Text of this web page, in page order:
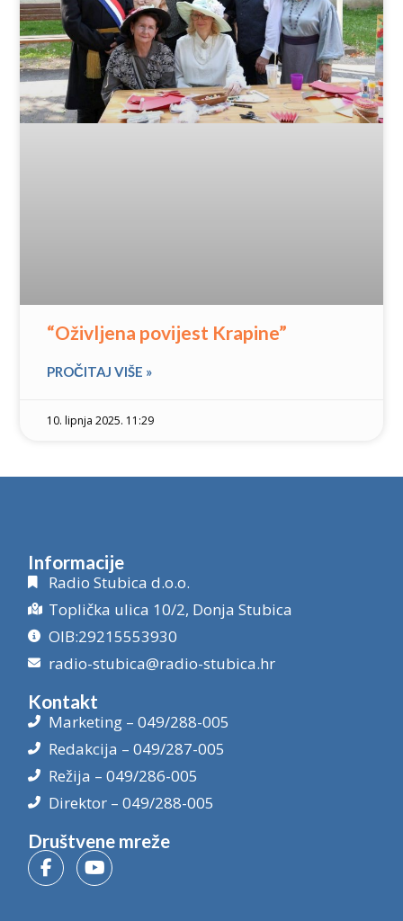
“Oživljena povijest Krapine”
PROČITAJ VIŠE »
10. lipnja 2025. 11:29
Informacije
Radio Stubica d.o.o.
Toplička ulica 10/2, Donja Stubica
OIB:29215553930
radio-stubica@radio-stubica.hr
Kontakt
Marketing – 049/288-005
Redakcija – 049/287-005
Režija – 049/286-005
Direktor – 049/288-005
Društvene mreže